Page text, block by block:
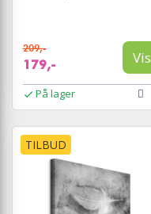
209,-
179,- Vis
På lager
TILBUD